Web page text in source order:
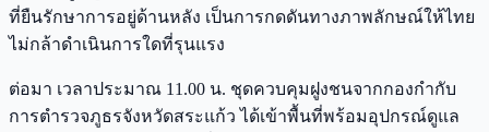
ที่ยืนรักษาการอยู่ด้านหลัง เป็นการกดดันทางภาพลักษณ์ให้ไทย
ไม่กล้าดำเนินการใดที่รุนแรง
ต่อมา เวลาประมาณ 11.00 น. ชุดควบคุมฝูงชนจากกองกำกับ
การตำรวจภูธรจังหวัดสระแก้ว ได้เข้าพื้นที่พร้อมอุปกรณ์ดูแล